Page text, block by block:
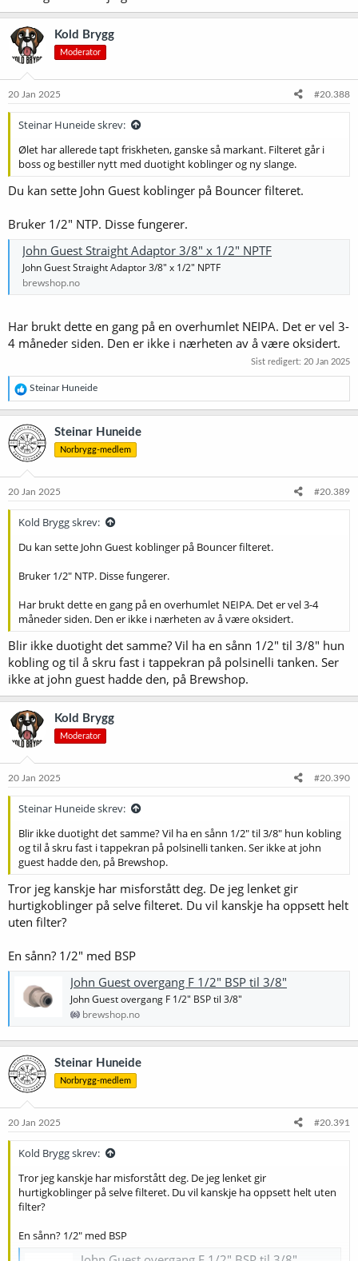
Kold Brygg
Moderator
20 Jan 2025 #20.388
Steinar Huneide skrev:
Ølet har allerede tapt friskheten, ganske så markant. Filteret går i
boss og bestiller nytt med duotight koblinger og ny slange.
Du kan sette John Guest koblinger på Bouncer filteret.
Bruker 1/2" NTP. Disse fungerer.
John Guest Straight Adaptor 3/8" x 1/2" NPTF
John Guest Straight Adaptor 3/8" x 1/2" NPTF
brewshop.no
Har brukt dette en gang på en overhumlet NEIPA. Det er vel 3-
4 måneder siden. Den er ikke i nærheten av å være oksidert.
Sist redigert: 20 Jan 2025
R
e
a
k
s
j
o
e
Steinar Huneide
Steinar Huneide
Norbrygg-medlem
20 Jan 2025 #20.389
Kold Brygg skrev:
Du kan sette John Guest koblinger på Bouncer filteret.
Bruker 1/2" NTP. Disse fungerer.
Har brukt dette en gang på en overhumlet NEIPA. Det er vel 3-4
måneder siden. Den er ikke i nærheten av å være oksidert.
Blir ikke duotight det samme? Vil ha en sånn 1/2" til 3/8" hun
kobling og til å skru fast i tappekran på polsinelli tanken. Ser
ikke at john guest hadde den, på Brewshop.
Kold Brygg
Moderator
20 Jan 2025 #20.390
Steinar Huneide skrev:
Blir ikke duotight det samme? Vil ha en sånn 1/2" til 3/8" hun kobling
og til å skru fast i tappekran på polsinelli tanken. Ser ikke at john
guest hadde den, på Brewshop.
Tror jeg kanskje har misforstått deg. De jeg lenket gir
hurtigkoblinger på selve filteret. Du vil kanskje ha oppsett helt
uten filter?
En sånn? 1/2" med BSP
John Guest overgang F 1/2" BSP til 3/8"
John Guest overgang F 1/2" BSP til 3/8"
brewshop.no
Steinar Huneide
Norbrygg-medlem
20 Jan 2025 #20.391
Kold Brygg skrev:
Tror jeg kanskje har misforstått deg. De jeg lenket gir
hurtigkoblinger på selve filteret. Du vil kanskje ha oppsett helt uten
filter?
En sånn? 1/2" med BSP